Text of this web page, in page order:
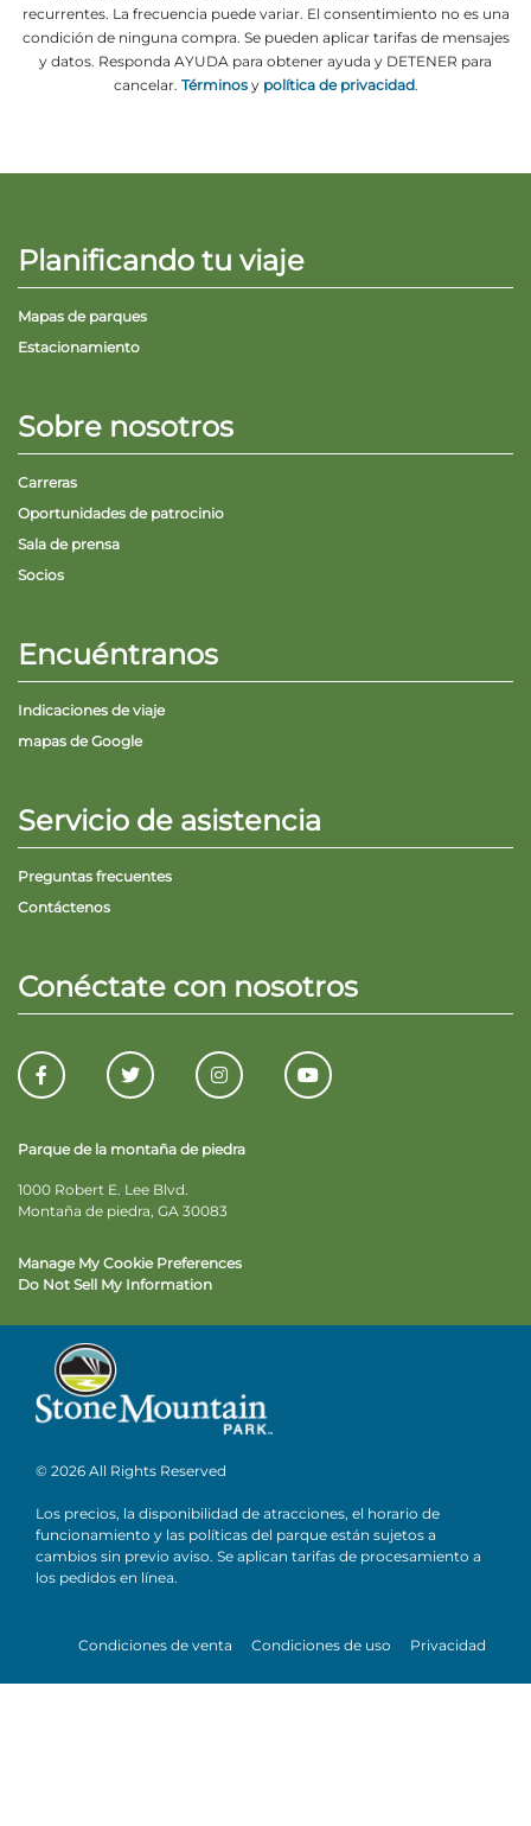
recurrentes. La frecuencia puede variar. El consentimiento no es una
condición de ninguna compra. Se pueden aplicar tarifas de mensajes
y datos. Responda AYUDA para obtener ayuda y DETENER para
cancelar. Términosy política de privacidad.
Planificando tu viaje
Mapas de parques
Estacionamiento
Sobre nosotros
Carreras
Oportunidades de patrocinio
Sala de prensa
Socios
Encuéntranos
Indicaciones de viaje
mapas de Google
Servicio de asistencia
Preguntas frecuentes
Contáctenos
Conéctate con nosotros
Parque de la montaña de piedra
1000 Robert E. Lee Blvd.
Montaña de piedra, GA 30083
Manage My Cookie Preferences
Do Not Sell My Information
© 2026 All Rights Reserved
Los precios, la disponibilidad de atracciones, el horario de
funcionamiento y las políticas del parque están sujetos a
cambios sin previo aviso. Se aplican tarifas de procesamiento a
los pedidos en línea.
Condiciones de venta Condiciones de uso Privacidad